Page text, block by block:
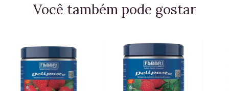
Você também pode gostar